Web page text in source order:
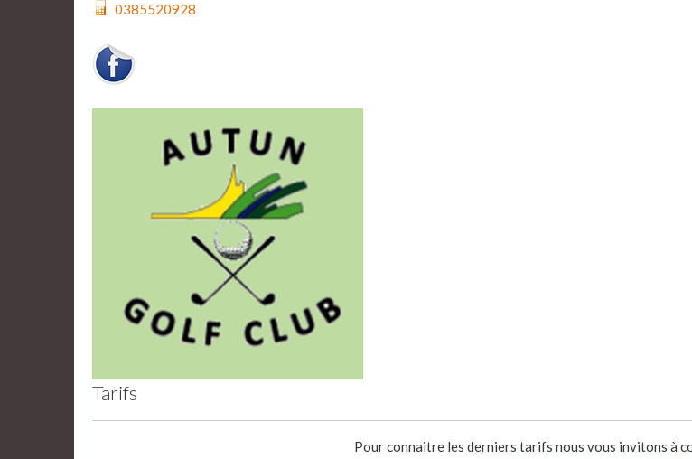
0385520928
Tarifs
Pour connaitre les derniers tarifs nous vous invitons à